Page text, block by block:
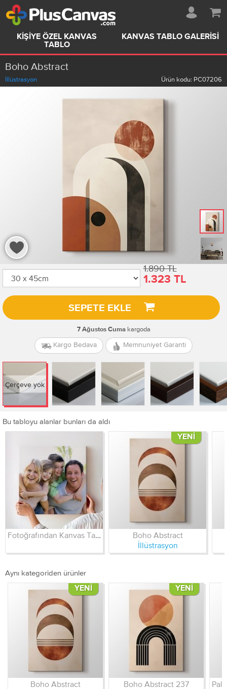
KIŞIYE ÖZEL KANVAS
TABLO
KANVAS TABLO GALERISI
Boho Abstract
İllüstrasyon Ürün kodu: PC07206
1.890 TL
1.323 TL
SEPETE EKLE
7 Ağustos Cumakargoda
Kargo Bedava Memnuniyet Garanti
Çerçeve yok
Bu tabloyu alanlar bunları da aldı
Fotoğrafından Kanvas Tablo
YENI
Boho Abstract
İllüstrasyon
Aynı kategoriden ürünler
YENI
Boho Abstract
YENI
Boho Abstract 237